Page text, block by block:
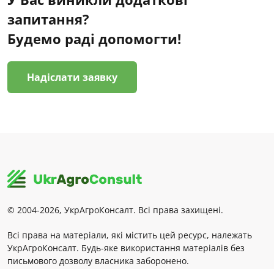
запитання?
Будемо раді допомогти!
Надіслати заявку
© 2004-2026, УкрАгроКонсалт. Всі права захищені.
Всі права на матеріали, які містить цей ресурс, належать
УкрАгроКонсалт. Будь-яке використання матеріалів без
письмового дозволу власника заборонено.